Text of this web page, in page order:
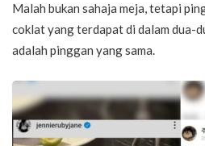
Malah bukan sahaja meja, tetapi
coklat yang terdapat di dalam dua-
adalah pinggan yang sama.